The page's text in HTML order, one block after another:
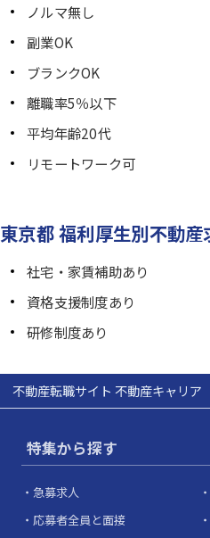
ノルマ無し
副業OK
ブランクOK
離職率5％以下
平均年齢20代
リモートワーク可
東京都 福利厚生別不動産
社宅・家賃補助あり
資格支援制度あり
研修制度あり
不動産転職サイト 不動産キャリア
特集から探す
急募求人
応募者全員と面接